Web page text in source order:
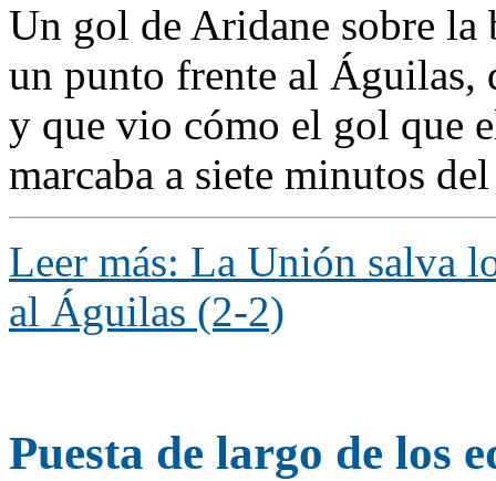
Un gol de Aridane sobre
un punto frente al Águilas,
y que vio cómo el gol que
marcaba a siete minutos
Leer más: La Unión salva
al Águilas (2-2)
Puesta de largo de los